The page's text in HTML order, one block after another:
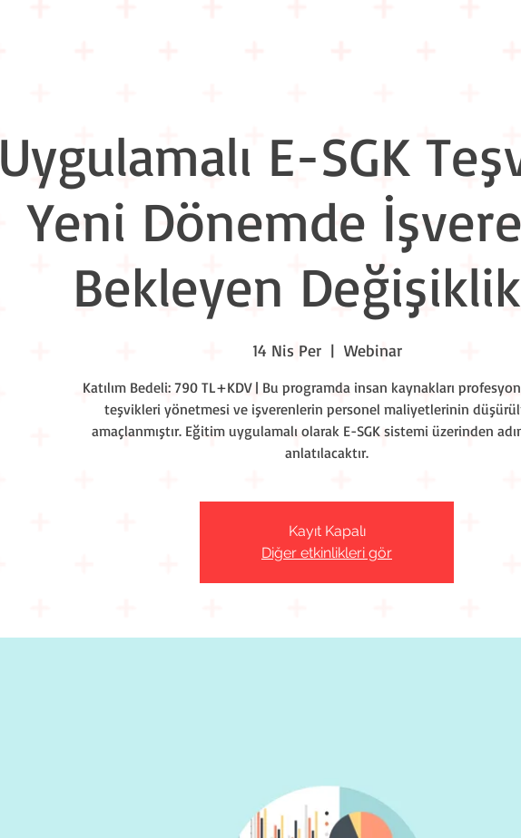
Uygulamalı E-SGK
Yeni Dönemde
Bekleyen
14 Nis Per
  |
Webinar
Katılım Bedeli: 790 TL+KDV | Bu programda insan kaynakları
teşvikleri yönetmesi ve işverenlerin personel maliyetlerinin
amaçlanmıştır. Eğitim uygulamalı olarak E-SGK sistemi üzerinden
anlatılacaktır.
Kayıt Kapalı
Diğer etkinlikleri gör